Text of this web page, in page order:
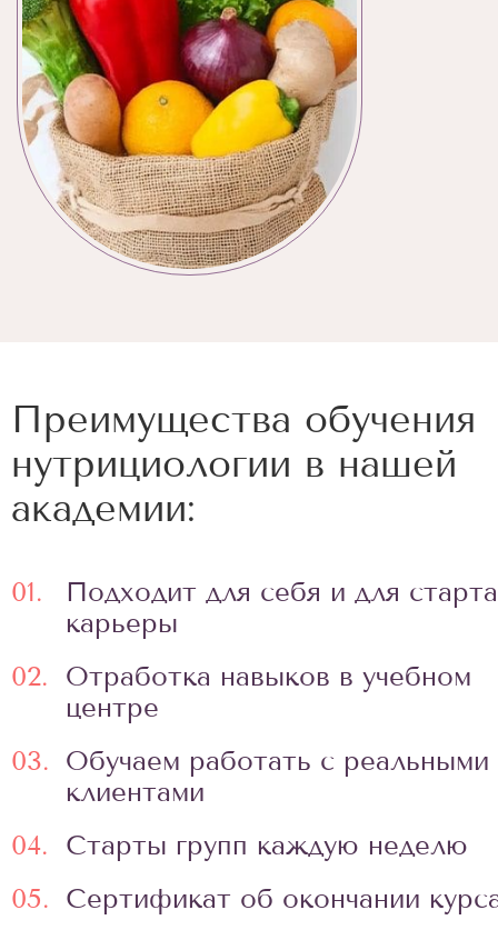
Преимущества обучения
нутрициологии в нашей
академии:
01.
Подходит для себя и для старта
карьеры
02.
Отработка навыков в учебном
центре
03. Обучаем работать с реальными
клиентами
04.
Старты групп каждую неделю
05. Сертификат об окончании